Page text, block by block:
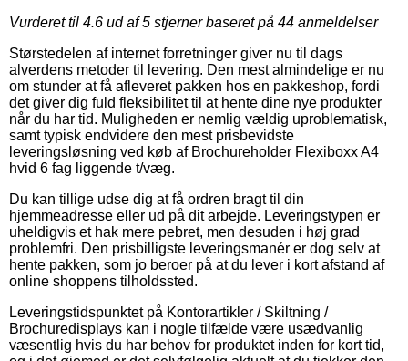
Vurderet til 4.6 ud af 5 stjerner baseret på 44 anmeldelser
Størstedelen af internet forretninger giver nu til dags
alverdens metoder til levering. Den mest almindelige er nu
om stunder at få afleveret pakken hos en pakkeshop, fordi
det giver dig fuld fleksibilitet til at hente dine nye produkter
når du har tid. Muligheden er nemlig vældig uproblematisk,
samt typisk endvidere den mest prisbevidste
leveringsløsning ved køb af Brochureholder Flexiboxx A4
hvid 6 fag liggende t/væg.
Du kan tillige udse dig at få ordren bragt til din
hjemmeadresse eller ud på dit arbejde. Leveringstypen er
uheldigvis et hak mere pebret, men desuden i høj grad
problemfri. Den prisbilligste leveringsmanér er dog selv at
hente pakken, som jo beroer på at du lever i kort afstand af
online shoppens tilholdssted.
Leveringstidspunktet på Kontorartikler / Skiltning /
Brochuredisplays kan i nogle tilfælde være usædvanlig
væsentlig hvis du har behov for produktet inden for kort tid,